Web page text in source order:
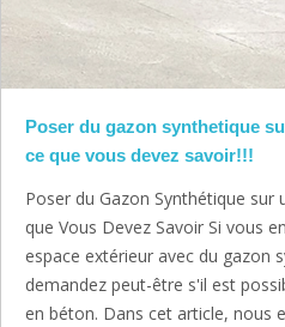
Poser du gazon synthetique
ce que vous devez savoir!!!
Poser du Gazon Synthétique
que Vous Devez Savoir Si vous
espace extérieur avec du gazon
demandez peut-être s'il est
en béton. Dans cet article, nous